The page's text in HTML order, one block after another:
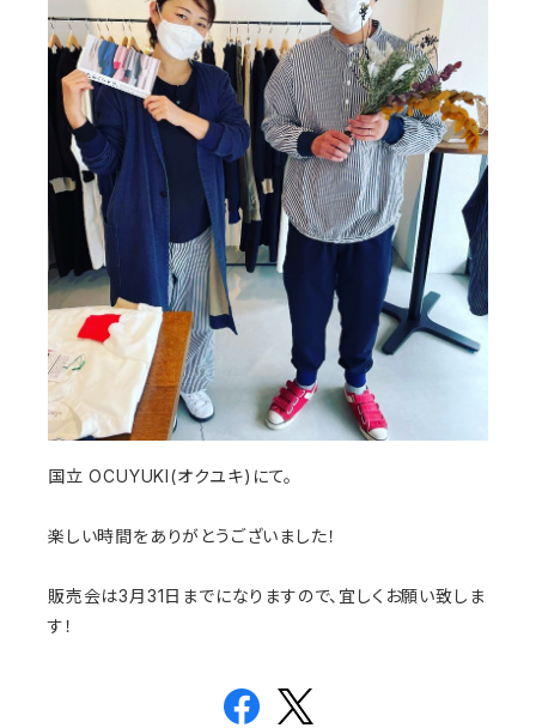
国立 OCUYUKI(オクユキ)にて。
楽しい時間をありがとうございました！
販売会は3月31日までになりますので、宜しくお願い致しま
す！